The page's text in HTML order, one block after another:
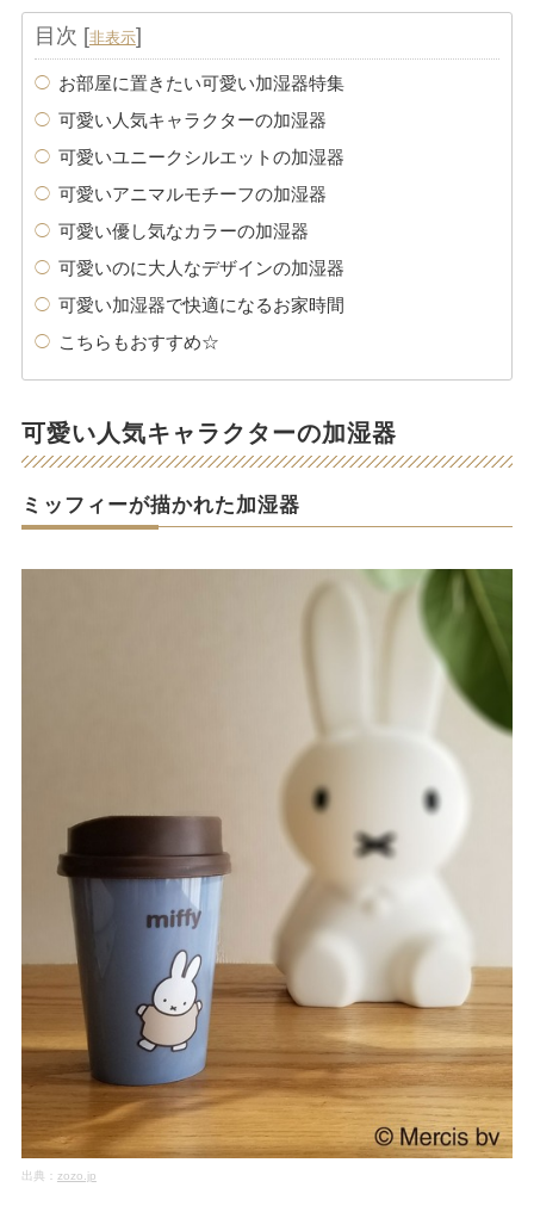
目次 [非表示]
お部屋に置きたい可愛い加湿器特集
可愛い人気キャラクターの加湿器
可愛いユニークシルエットの加湿器
可愛いアニマルモチーフの加湿器
可愛い優し気なカラーの加湿器
可愛いのに大人なデザインの加湿器
可愛い加湿器で快適になるお家時間
こちらもおすすめ☆
可愛い人気キャラクターの加湿器
ミッフィーが描かれた加湿器
出典： zozo.jp